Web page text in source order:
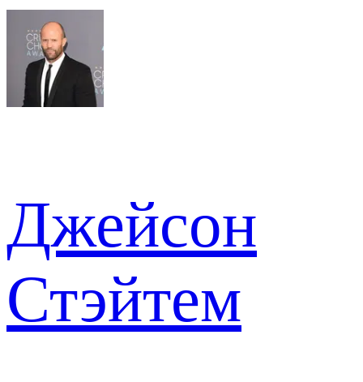
Джейсон
Стэйтем